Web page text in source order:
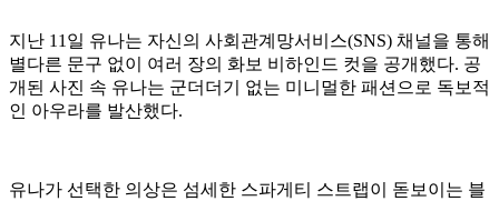
지난 11일 유나는 자신의 사회관계망서비스(SNS) 채널을 통해
별다른 문구 없이 여러 장의 화보 비하인드 컷을 공개했다. 공
개된 사진 속 유나는 군더더기 없는 미니멀한 패션으로 독보적
인 아우라를 발산했다.
유나가 선택한 의상은 섬세한 스파게티 스트랩이 돋보이는 블